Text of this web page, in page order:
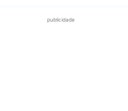
publicidade